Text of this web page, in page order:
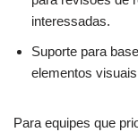
interessadas.
Suporte para
elementos
Para equipes que